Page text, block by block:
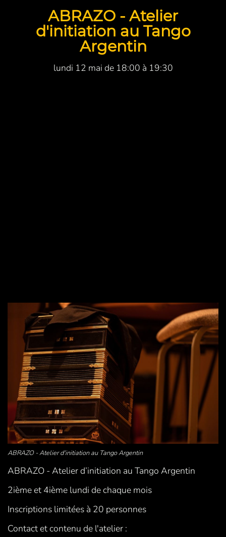
ABRAZO - Atelier
d'initiation au Tango
Argentin
lundi 12 mai de 18:00 à 19:30
ABRAZO - Atelier d'initiation au Tango Argentin
ABRAZO - Atelier d’initiation au Tango Argentin
2ième et 4ième lundi de chaque mois
Inscriptions limitées à 20 personnes
Contact et contenu de l'atelier :